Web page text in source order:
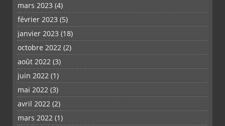
PLUS
mars 2023 (4)
février 2023 (5)
janvier 2023 (18)
octobre 2022 (2)
août 2022 (3)
juin 2022 (1)
mai 2022 (3)
avril 2022 (2)
mars 2022 (1)